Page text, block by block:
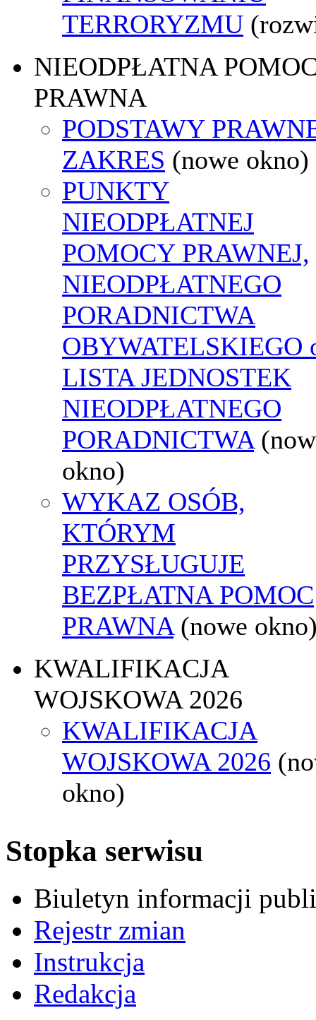
TERRORYZMU
NIEODPŁATNA
PRAWNA
PODSTAWY
ZAKRES (nowe okno)
PUNKTY
NIEODPŁATNEJ
POMOCY PRAWNEJ,
NIEODPŁATNEGO
PORADNICTWA
OBYWATELSKIEGO
LISTA JEDNOSTEK
NIEODPŁATNEGO
PORADNICTWA
okno)
WYKAZ OSÓB,
KTÓRYM
PRZYSŁUGUJE
BEZPŁATNA POMOC
PRAWNA (nowe
KWALIFIKACJA
WOJSKOWA 2026
KWALIFIKACJA
WOJSKOWA 2026
okno)
Stopka serwisu
Biuletyn informacji
Rejestr zmian
Instrukcja
Redakcja